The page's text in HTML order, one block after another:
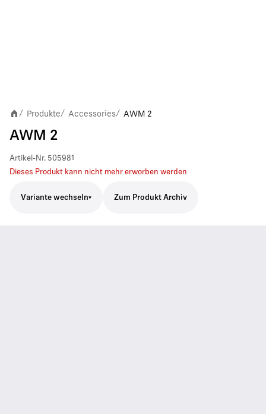
/ Produkte/ Accessories/ AWM 2
AWM 2
Artikel-Nr. 505981
Dieses Produkt kann nicht mehr erworben werden
Variante wechseln Zum Produkt Archiv